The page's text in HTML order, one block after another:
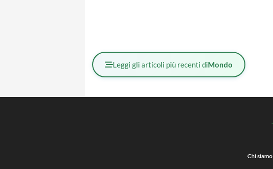
Leggi gli articoli più recenti diMondo
Chi siamo